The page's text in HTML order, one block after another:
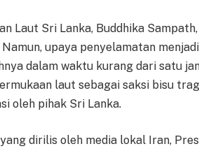
Laut Sri Lanka, Buddhika
upaya penyelamatan
dalam waktu kurang dari satu
laut sebagai saksi bisu
oleh pihak Sri Lanka.
dirilis oleh media lokal Iran,